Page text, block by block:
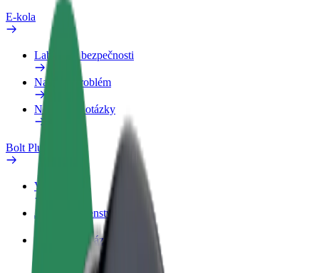
E-kola
Laboratoř bezpečnosti
Nahlásit problém
Nejčastější otázky
Bolt Plus
Výhody
Jak získat členství
Nejčastější otázky